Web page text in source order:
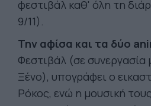
φεστιβάλ καθ' όλη τη
9/11).
Την αφίσα και τα δύο
Φεστιβάλ (σε συνεργασία
Ξένο), υπογράφει ο
Ρόκος, ενώ η μουσική